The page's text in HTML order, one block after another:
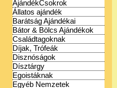
AjándékCsokrok
Állatos ajándék
Barátság Ajándékai
Bátor & Bölcs Ajándékok
Családtagoknak
Díjak, Trófeák
Disznóságok
Dísztárgy
Egoistáknak
Egyéb Nemzetek